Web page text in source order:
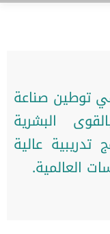
توطين صناعة
البشرية
عالية
العالمية.